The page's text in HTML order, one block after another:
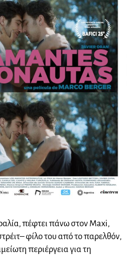
πέφτει πάνω στον Maxi,
φίλο του από το παρελθόν,
περιέργεια για τη